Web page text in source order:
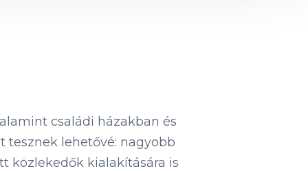
családi házakban és
tesznek lehetővé: nagyobb
közlekedők kialakítására is